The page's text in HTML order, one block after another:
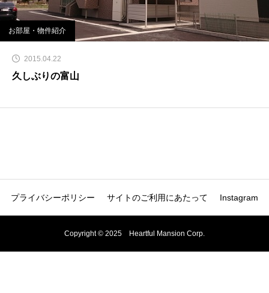
お部屋・物件紹介
2015.04.22
久しぶりの富山
プライバシーポリシー サイトのご利用にあたって Instagram
Copyright © 2025 Heartful Mansion Corp.